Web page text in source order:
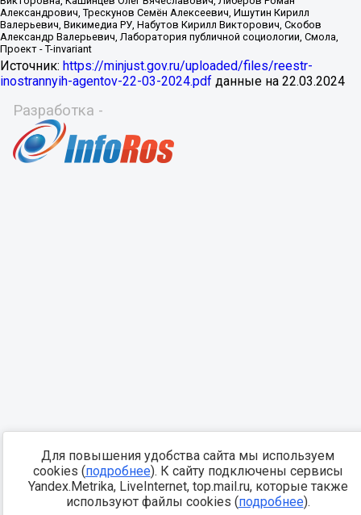
Источник: https://minjust.gov.ru/uploaded/files/reestr-
inostrannyih-agentov-22-03-2024.pdf данные на 22.03.2024
Разработка -
Для повышения удобства сайта мы используем
cookies (подробнее). К сайту подключены сервисы
Yandex.Metrika, LiveInternet, top.mail.ru, которые также
используют файлы cookies (подробнее).